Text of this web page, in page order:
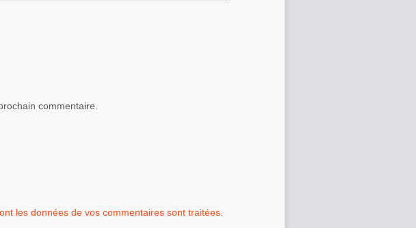
commentaire.
les données de vos commentaires sont traitées